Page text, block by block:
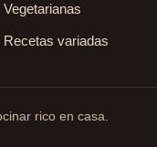
Vegetarianas
Recetas variadas
rico en casa.